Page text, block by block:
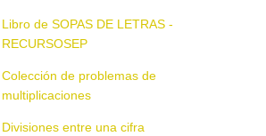
Libro de SOPAS DE LETRAS -
RECURSOSEP
Colección de problemas de
multiplicaciones
Divisiones entre una cifra